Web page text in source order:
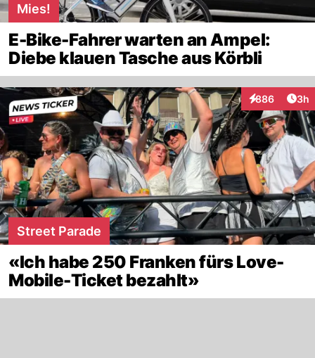
Mies!
E-Bike-Fahrer warten an Ampel:
Diebe klauen Tasche aus Körbli
886
Interaktionen
3h
Street Parade
«Ich habe 250 Franken fürs Love-
Mobile-Ticket bezahlt»